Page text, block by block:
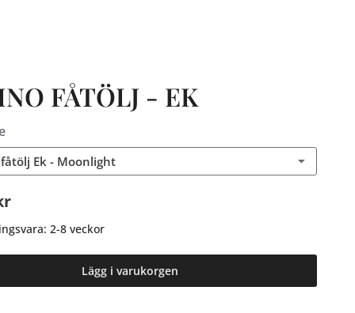
FÅTÖLJ - EK
Ek - Moonlight
2-8 veckor
Lägg i varukorgen